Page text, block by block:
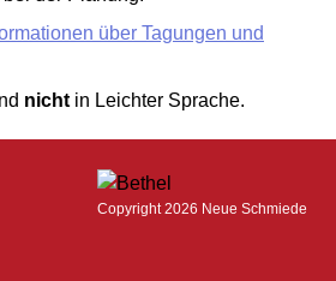
über Tagungen und
nicht in Leichter Sprache.
Copyright 2026 Neue Schmiede